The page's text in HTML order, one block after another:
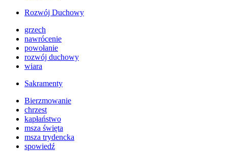
Rozwój Duchowy
grzech
nawrócenie
powołanie
rozwój duchowy
wiara
Sakramenty
Bierzmowanie
chrzest
kapłaństwo
msza święta
msza trydencka
spowiedź